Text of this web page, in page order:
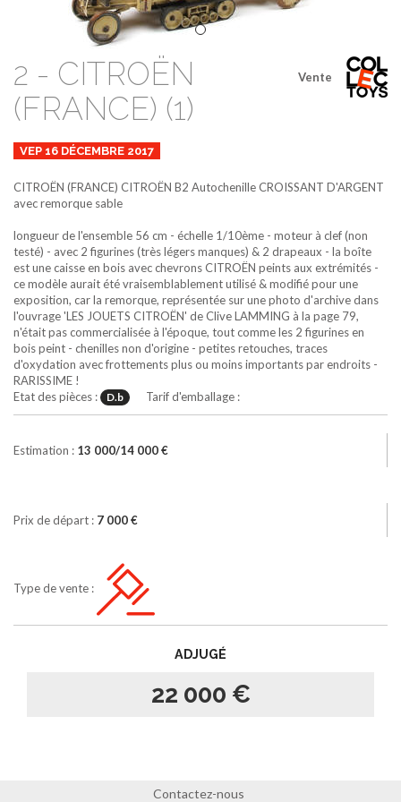
Vente
2 - CITROËN
(FRANCE) (1)
VEP 16 DÉCEMBRE 2017
CITROËN (FRANCE) CITROËN B2 Autochenille CROISSANT D'ARGENT
avec remorque sable
longueur de l'ensemble 56 cm - échelle 1/10ème - moteur à clef (non
testé) - avec 2 figurines (très légers manques) & 2 drapeaux - la boîte
est une caisse en bois avec chevrons CITROËN peints aux extrémités -
ce modèle aurait été vraisemblablement utilisé & modifié pour une
exposition, car la remorque, représentée sur une photo d'archive dans
l'ouvrage 'LES JOUETS CITROËN' de Clive LAMMING à la page 79,
n'était pas commercialisée à l'époque, tout comme les 2 figurines en
bois peint - chenilles non d'origine - petites retouches, traces
d'oxydation avec frottements plus ou moins importants par endroits -
RARISSIME !
Etat des pièces :
D.b Tarif d'emballage :
Estimation : 13 000/14 000 €
Prix de départ : 7 000 €
Type de vente :
ADJUGÉ
22 000 €
Contactez-nous